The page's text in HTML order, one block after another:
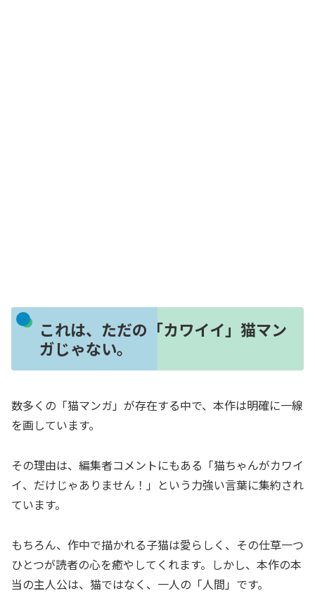
これは、ただの「カワイイ」猫マン
ガじゃない。
数多くの「猫マンガ」が存在する中で、本作は明確に一線
を画しています。
その理由は、編集者コメントにもある「猫ちゃんがカワイ
イ、だけじゃありません！」という力強い言葉に集約され
ています。
もちろん、作中で描かれる子猫は愛らしく、その仕草一つ
ひとつが読者の心を癒やしてくれます。しかし、本作の本
当の主人公は、猫ではなく、一人の「人間」です。